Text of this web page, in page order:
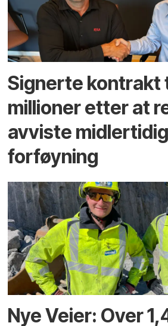
Signerte kontrakt
millioner etter at
avviste midlertidig
forføyning
Nye Veier: Over